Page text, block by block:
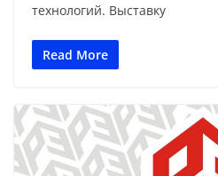
технологий. Выставку
Read More